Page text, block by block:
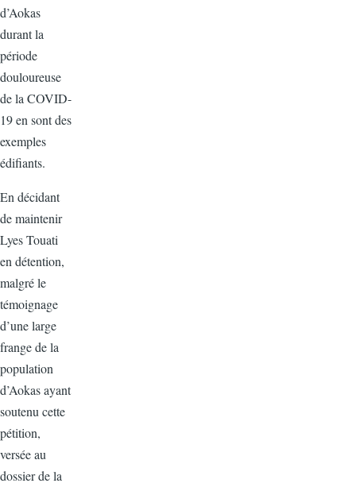
d’Aokas
durant la
période
douloureuse
de la COVID-
19 en sont des
exemples
édifiants.
En décidant
de maintenir
Lyes Touati
en détention,
malgré le
témoignage
d’une large
frange de la
population
d’Aokas ayant
soutenu cette
pétition,
versée au
dossier de la